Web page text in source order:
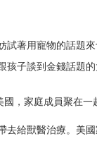
著用寵物的話題來
子談到金錢話題的
，家庭成員聚在
給獸醫治療。